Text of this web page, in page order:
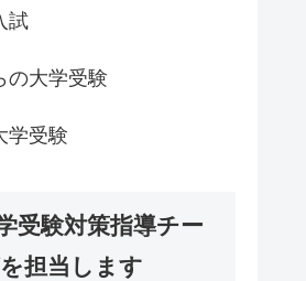
試
の大学受験
学受験
受験対策指導チー
担当します